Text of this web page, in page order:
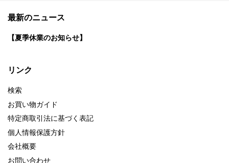
最新のニュース
【夏季休業のお知らせ】
リンク
検索
お買い物ガイド
特定商取引法に基づく表記
個人情報保護方針
会社概要
お問い合わせ